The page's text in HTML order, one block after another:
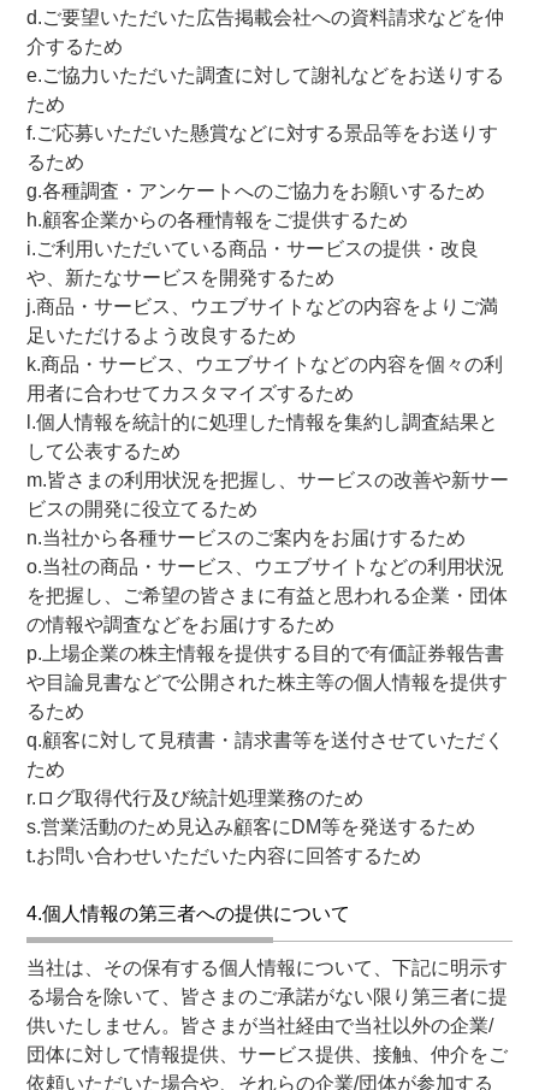
d.ご要望いただいた広告掲載会社への資料請求などを仲
介するため
e.ご協力いただいた調査に対して謝礼などをお送りする
ため
f.ご応募いただいた懸賞などに対する景品等をお送りす
るため
g.各種調査・アンケートへのご協力をお願いするため
h.顧客企業からの各種情報をご提供するため
i.ご利用いただいている商品・サービスの提供・改良
や、新たなサービスを開発するため
j.商品・サービス、ウエブサイトなどの内容をよりご満
足いただけるよう改良するため
k.商品・サービス、ウエブサイトなどの内容を個々の利
用者に合わせてカスタマイズするため
l.個人情報を統計的に処理した情報を集約し調査結果と
して公表するため
m.皆さまの利用状況を把握し、サービスの改善や新サー
ビスの開発に役立てるため
n.当社から各種サービスのご案内をお届けするため
o.当社の商品・サービス、ウエブサイトなどの利用状況
を把握し、ご希望の皆さまに有益と思われる企業・団体
の情報や調査などをお届けするため
p.上場企業の株主情報を提供する目的で有価証券報告書
や目論見書などで公開された株主等の個人情報を提供す
るため
q.顧客に対して見積書・請求書等を送付させていただく
ため
r.ログ取得代行及び統計処理業務のため
s.営業活動のため見込み顧客にDM等を発送するため
t.お問い合わせいただいた内容に回答するため
4.個人情報の第三者への提供について
当社は、その保有する個人情報について、下記に明示す
る場合を除いて、皆さまのご承諾がない限り第三者に提
供いたしません。皆さまが当社経由で当社以外の企業/
団体に対して情報提供、サービス提供、接触、仲介をご
依頼いただいた場合や、それらの企業/団体が参加する